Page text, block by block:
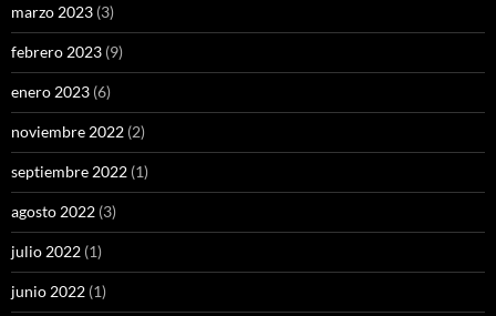
marzo 2023 (3)
febrero 2023 (9)
enero 2023 (6)
noviembre 2022 (2)
septiembre 2022 (1)
agosto 2022 (3)
julio 2022 (1)
junio 2022 (1)